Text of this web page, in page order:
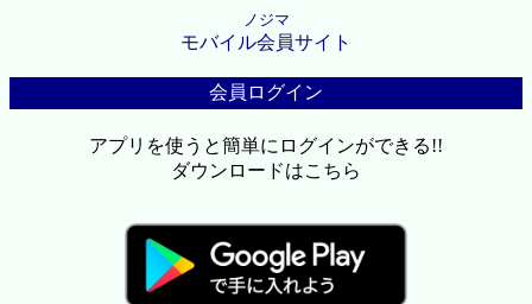
ノジマ
モバイル会員サイト
会員ログイン
アプリを使うと簡単にログインができる!!
ダウンロードはこちら